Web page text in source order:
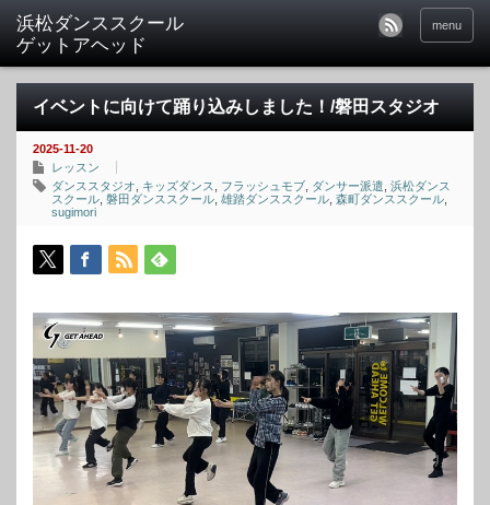
menu
イベントに向けて踊り込みしました！/磐田スタジオ
2025-11-20
レッスン
ダンススタジオ
キッズダンス フラッシュモブ ダンサー派遣 浜松ダンス
スクール 磐田ダンススクール 雄踏ダンススクール 森町ダンススクール
sugimori